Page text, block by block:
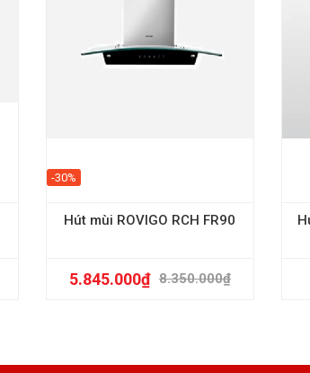
-30%
Hút mùi ROVIGO RCH FR90
8.350.000₫
5.845.000₫